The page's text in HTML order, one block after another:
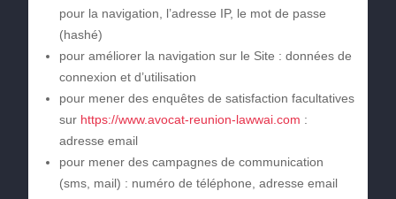
pour la navigation, l’adresse IP, le mot de passe
(hashé)
pour améliorer la navigation sur le Site : données de
connexion et d’utilisation
pour mener des enquêtes de satisfaction facultatives
sur https://www.avocat-reunion-lawwai.com :
adresse email
pour mener des campagnes de communication
(sms, mail) : numéro de téléphone, adresse email